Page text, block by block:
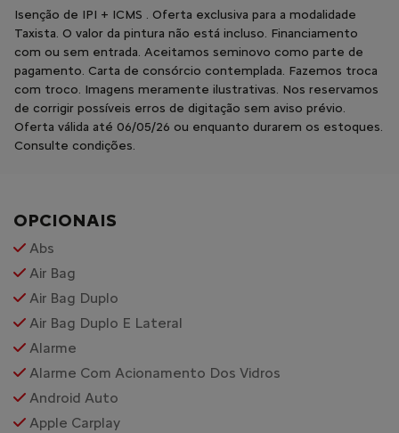
Isenção de IPI + ICMS . Oferta exclusiva para a modalidade
Taxista. O valor da pintura não está incluso. Financiamento
com ou sem entrada. Aceitamos seminovo como parte de
pagamento. Carta de consórcio contemplada. Fazemos troca
com troco. Imagens meramente ilustrativas. Nos reservamos
de corrigir possíveis erros de digitação sem aviso prévio.
Oferta válida até 06/05/26 ou enquanto durarem os estoques.
Consulte condições.
OPCIONAIS
Abs
Air Bag
Air Bag Duplo
Air Bag Duplo E Lateral
Alarme
Alarme Com Acionamento Dos Vidros
Android Auto
Apple Carplay